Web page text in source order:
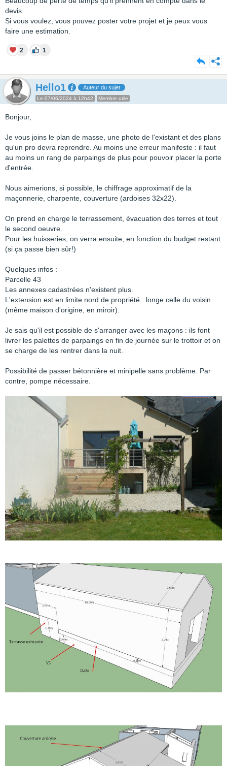
devis.
Si vous voulez, vous pouvez poster votre projet et je peux vous
faire une estimation.
2 1
Hello1 Auteur du sujet
Le 07/06/2024 à 12h42 Membre utile
Bonjour,
Je vous joins le plan de masse, une photo de l'existant et des plans
qu'un pro devra reprendre. Au moins une erreur manifeste : il faut
au moins un rang de parpaings de plus pour pouvoir placer la porte
d'entrée.
Nous aimerions, si possible, le chiffrage approximatif de la
maçonnerie, charpente, couverture (ardoises 32x22).
On prend en charge le terrassement, évacuation des terres et tout
le second oeuvre.
Pour les huisseries, on verra ensuite, en fonction du budget restant
(si ça passe bien sûr!)
Quelques infos :
Parcelle 43
Les annexes cadastrées n'existent plus.
L'extension est en limite nord de propriété : longe celle du voisin
(même maison d'origine, en miroir).
Je sais qu'il est possible de s'arranger avec les maçons : ils font
livrer les palettes de parpaings en fin de journée sur le trottoir et on
se charge de les rentrer dans la nuit.
Possibilité de passer bétonnière et minipelle sans problème. Par
contre, pompe nécessaire.